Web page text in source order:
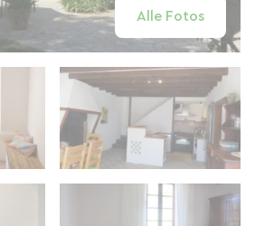
Alle Fotos